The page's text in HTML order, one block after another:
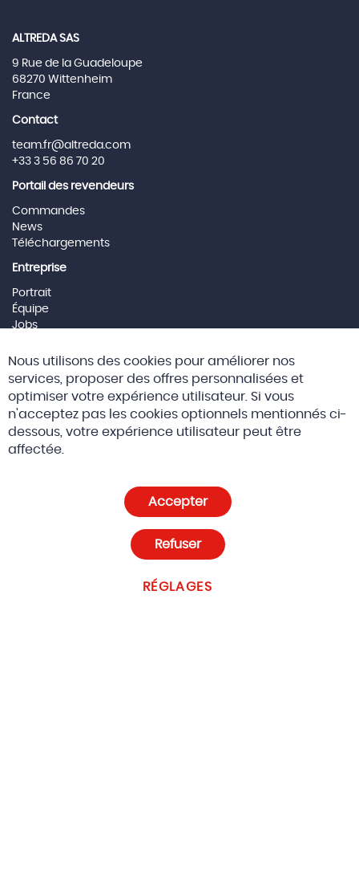
ALTREDA SAS
9 Rue de la Guadeloupe
68270 Wittenheim
France
Contact
team.fr@altreda.com
+33 3 56 86 70 20
Portail des revendeurs
Commandes
News
Téléchargements
Entreprise
Portrait
Équipe
Jobs
Social Media
© 2026 Altreda SAS CGV
Paramètres des cookies
Nous utilisons des cookies pour améliorer nos
services, proposer des offres personnalisées et
optimiser votre expérience utilisateur. Si vous
n'acceptez pas les cookies optionnels mentionnés ci-
dessous, votre expérience utilisateur peut être
affectée.
Accepter
RÉGLAGES
Refuser